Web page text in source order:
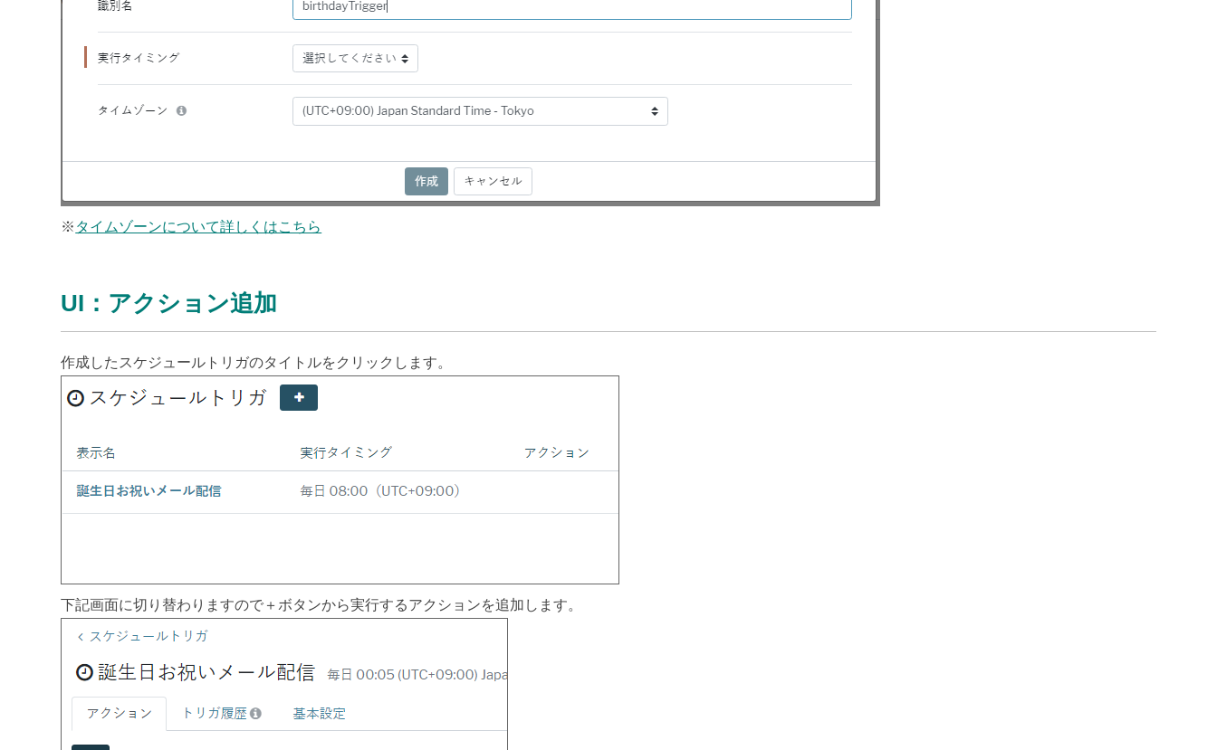
※ タイムゾーンについて詳しくはこちら
UI：アクション追加
作成したスケジュールトリガのタイトルをクリックします。
下記画面に切り替わりますので＋ボタンから実行するアクションを追加します。